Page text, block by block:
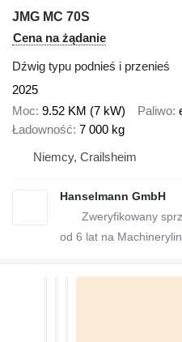
JMG MC 70S
Cena na żądanie
Dźwig typu podnieś i przenieś
2025
Moc 9.52 KM (7 kW) Paliwo
Ładowność 7 000 kg
Niemcy, Crailsheim
Hanselmann GmbH
od 6 lat na